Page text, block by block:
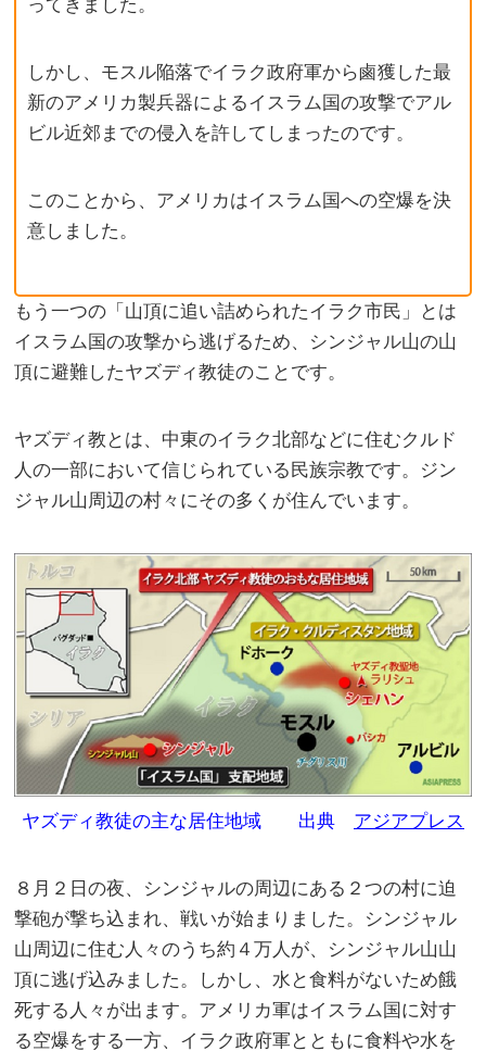
ってきました。
しかし、モスル陥落でイラク政府軍から鹵獲した最
新のアメリカ製兵器によるイスラム国の攻撃でアル
ビル近郊までの侵入を許してしまったのです。
このことから、アメリカはイスラム国への空爆を決
意しました。
もう一つの「山頂に追い詰められたイラク市民」とは
イスラム国の攻撃から逃げるため、シンジャル山の山
頂に避難したヤズディ教徒のことです。
ヤズディ教とは、中東のイラク北部などに住むクルド
人の一部において信じられている民族宗教です。ジン
ジャル山周辺の村々にその多くが住んでいます。
ヤズディ教徒の主な居住地域 出典 アジアプレス
８月２日の夜、シンジャルの周辺にある２つの村に迫
撃砲が撃ち込まれ、戦いが始まりました。シンジャル
山周辺に住む人々のうち約４万人が、シンジャル山山
頂に逃げ込みました。しかし、水と食料がないため餓
死する人々が出ます。アメリカ軍はイスラム国に対す
る空爆をする一方、イラク政府軍とともに食料や水を